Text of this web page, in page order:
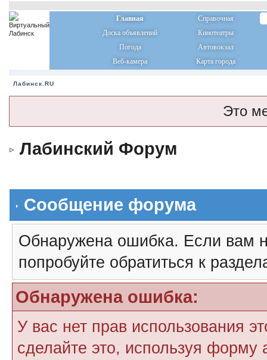
Главная
Справочная
Доска объявлений
Кинотеатры
Погода
Автовокзал
Веб-камера
Карта города
Лабинск.RU
Это
Лабинский Форум
Сообщение форума
Обнаружена ошибка. Если вам
попробуйте обратиться к
Обнаружена ошибка:
У вас нет прав использования
сделайте это, используя форму